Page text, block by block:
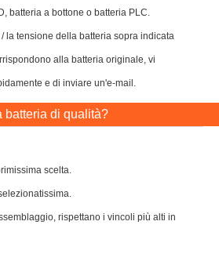
batteria a bottone o batteria PLC.
la tensione della batteria sopra indicata
alla batteria originale, vi
e di inviare un'e-mail.
batteria di qualità?
scelta.
rispettano i vincoli più alti in